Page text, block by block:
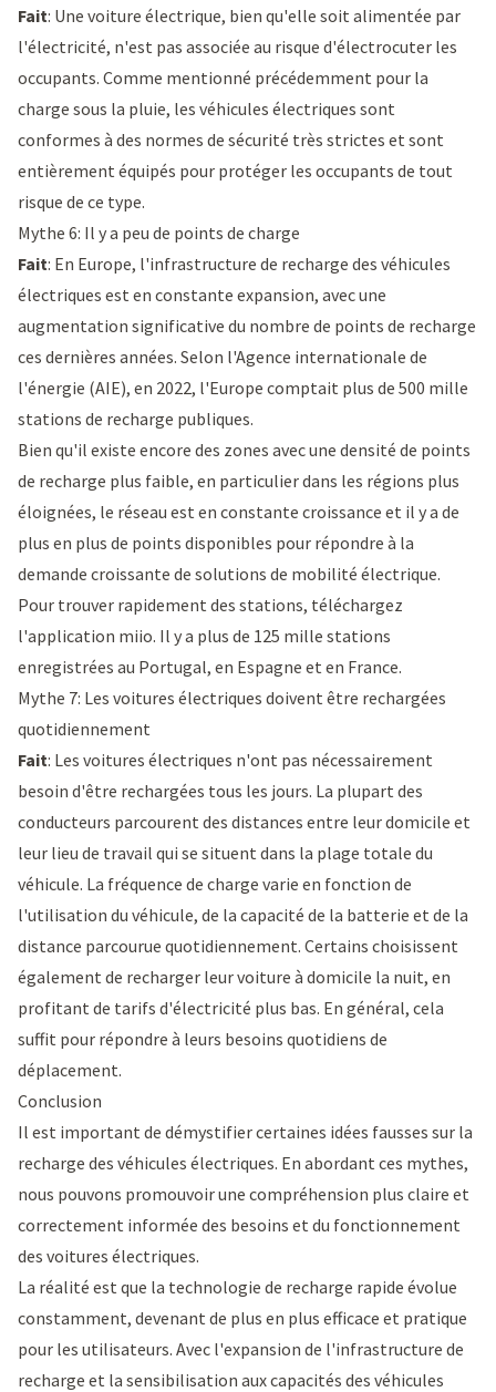
Fait: Une voiture électrique, bien qu'elle soit alimentée par
l'électricité, n'est pas associée au risque d'électrocuter les
occupants. Comme mentionné précédemment pour la
charge sous la pluie, les véhicules électriques sont
conformes à des normes de sécurité très strictes et sont
entièrement équipés pour protéger les occupants de tout
risque de ce type.
Mythe 6: Il y a peu de points de charge
Fait: En Europe, l'infrastructure de recharge des véhicules
électriques est en constante expansion, avec une
augmentation significative du nombre de points de recharge
ces dernières années. Selon l'Agence internationale de
l'énergie (AIE), en 2022, l'Europe comptait plus de 500 mille
stations de recharge publiques.
Bien qu'il existe encore des zones avec une densité de points
de recharge plus faible, en particulier dans les régions plus
éloignées, le réseau est en constante croissance et il y a de
plus en plus de points disponibles pour répondre à la
demande croissante de solutions de mobilité électrique.
Pour trouver rapidement des stations, téléchargez
l'application miio. Il y a plus de 125 mille stations
enregistrées au Portugal, en Espagne et en France.
Mythe 7: Les voitures électriques doivent être rechargées
quotidiennement
Fait: Les voitures électriques n'ont pas nécessairement
besoin d'être rechargées tous les jours. La plupart des
conducteurs parcourent des distances entre leur domicile et
leur lieu de travail qui se situent dans la plage totale du
véhicule. La fréquence de charge varie en fonction de
l'utilisation du véhicule, de la capacité de la batterie et de la
distance parcourue quotidiennement. Certains choisissent
également de recharger leur voiture à domicile la nuit, en
profitant de tarifs d'électricité plus bas. En général, cela
suffit pour répondre à leurs besoins quotidiens de
déplacement.
Conclusion
Il est important de démystifier certaines idées fausses sur la
recharge des véhicules électriques. En abordant ces mythes,
nous pouvons promouvoir une compréhension plus claire et
correctement informée des besoins et du fonctionnement
des voitures électriques.
La réalité est que la technologie de recharge rapide évolue
constamment, devenant de plus en plus efficace et pratique
pour les utilisateurs. Avec l'expansion de l'infrastructure de
recharge et la sensibilisation aux capacités des véhicules